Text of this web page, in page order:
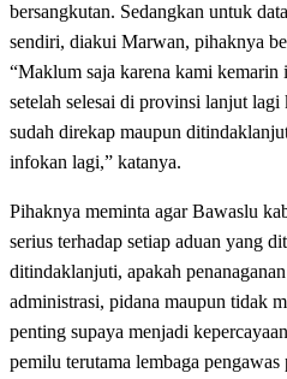
bersangkutan. Sedangkan untuk
sendiri, diakui Marwan, pihaknya
“Maklum saja karena kami
setelah selesai di provinsi lanjut lagi
sudah direkap maupun
infokan lagi,” katanya.
Pihaknya meminta agar Bawaslu
serius terhadap setiap aduan yang
ditindaklanjuti, apakah
administrasi, pidana maupun tidak
penting supaya menjadi
pemilu terutama lembaga